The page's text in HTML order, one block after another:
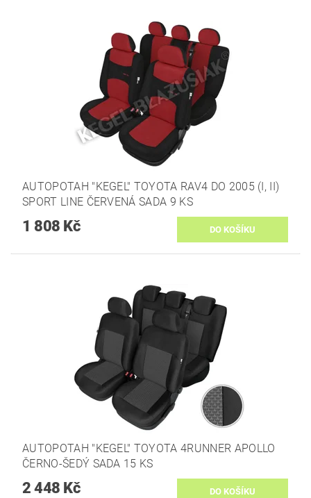
AUTOPOTAH "KEGEL" TOYOTA RAV4 DO 2005 (I, II)
SPORT LINE ČERVENÁ SADA 9 KS
1 808 Kč
AUTOPOTAH "KEGEL" TOYOTA 4RUNNER APOLLO
ČERNO-ŠEDÝ SADA 15 KS
2 448 Kč